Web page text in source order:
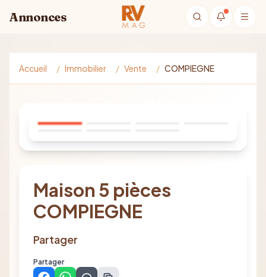
Annonces
Accueil / Immobilier / Vente / COMPIEGNE
Maison 5 pièces
COMPIEGNE
Partager
Partager